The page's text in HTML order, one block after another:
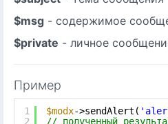
$msg - содержимое
$private - личное
Пример
1
2
$modx->sendAlert(
// полученный